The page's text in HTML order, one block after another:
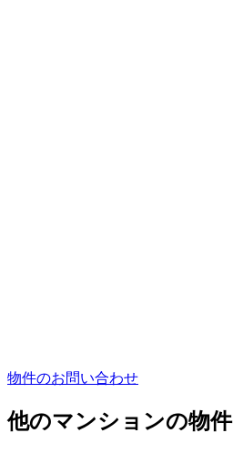
物件のお問い合わせ
他のマンションの物件